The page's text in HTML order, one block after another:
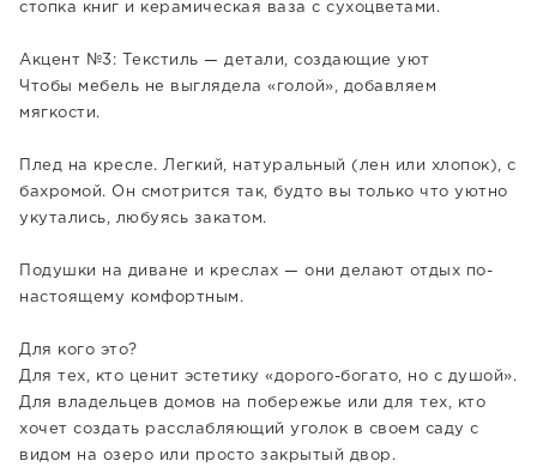
стопка книг и керамическая ваза с сухоцветами.
Акцент №3: Текстиль — детали, создающие уют
Чтобы мебель не выглядела «голой», добавляем
мягкости.
Плед на кресле. Легкий, натуральный (лен или хлопок), с
бахромой. Он смотрится так, будто вы только что уютно
укутались, любуясь закатом.
Подушки на диване и креслах — они делают отдых по-
настоящему комфортным.
Для кого это?
Для тех, кто ценит эстетику «дорого-богато, но с душой».
Для владельцев домов на побережье или для тех, кто
хочет создать расслабляющий уголок в своем саду с
видом на озеро или просто закрытый двор.